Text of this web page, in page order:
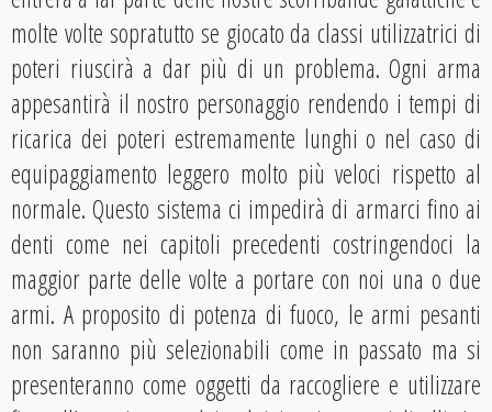
molte volte sopratutto se giocato da classi utilizzatrici di
poteri riuscirà a dar più di un problema. Ogni arma
appesantirà il nostro personaggio rendendo i tempi di
ricarica dei poteri estremamente lunghi o nel caso di
equipaggiamento leggero molto più veloci rispetto al
normale. Questo sistema ci impedirà di armarci fino ai
denti come nei capitoli precedenti costringendoci la
maggior parte delle volte a portare con noi una o due
armi. A proposito di potenza di fuoco, le armi pesanti
non saranno più selezionabili come in passato ma si
presenteranno come oggetti da raccogliere e utilizzare